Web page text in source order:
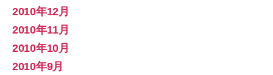
2010年12月
2010年11月
2010年10月
2010年9月